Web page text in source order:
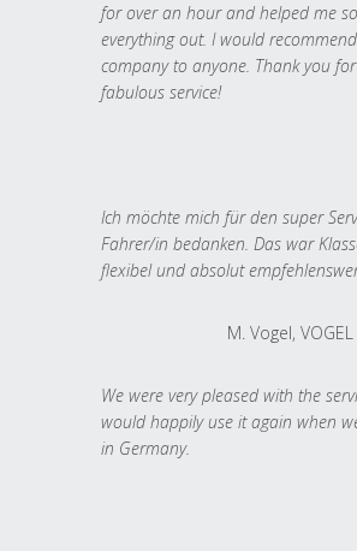
for over an hour and helped me
everything out. I would
company to anyone. Thank you
fabulous service!
Ich möchte mich für den super
Fahrer/in bedanken. Das war
flexibel und absolut
M. Vogel,
We were very pleased with the
would happily use it again when
in Germany.